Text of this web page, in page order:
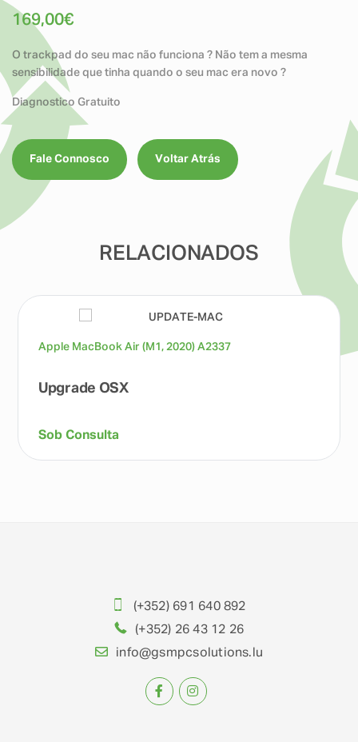
169,00€
O trackpad do seu mac não funciona ? Não tem a mesma
sensibilidade que tinha quando o seu mac era novo ?
Diagnostico Gratuito
Fale Connosco Voltar Atrás
RELACIONADOS
Apple MacBook Air (M1, 2020) A2337
Upgrade OSX
Sob Consulta
(+352) 691 640 892
(+352) 26 43 12 26
info@gsmpcsolutions.lu